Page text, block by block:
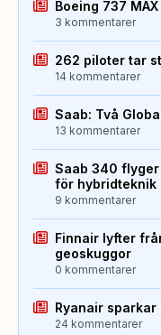
Boeing 737
3 kommentarer
262 piloter tar
14 kommentarer
Saab: Två
13 kommentarer
Saab 340
för hybridteknik
9 kommentarer
Finnair lyfter
geoskuggor
0 kommentarer
Ryanair
24 kommentarer